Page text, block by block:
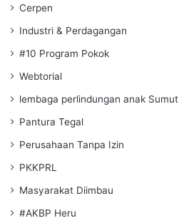
Cerpen
Industri & Perdagangan
#10 Program Pokok
Webtorial
lembaga perlindungan anak Sumut
Pantura Tegal
Perusahaan Tanpa Izin
PKKPRL
Masyarakat Diimbau
#AKBP Heru